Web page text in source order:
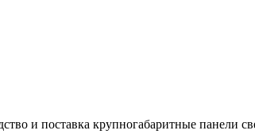
и поставка крупногабаритные панели